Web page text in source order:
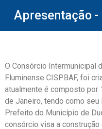
Apresentação -
O Consórcio Intermunicipal
Fluminense CISPBAF, foi
atualmente é composto por
de Janeiro, tendo como
Prefeito do Município de
consórcio visa a construção